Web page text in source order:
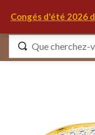
Congés d'été 2026